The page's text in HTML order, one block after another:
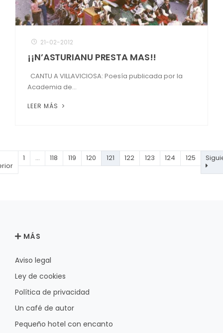
21-02-2012
¡¡N’ASTURIANU PRESTA MAS!!
CANTU A VILLAVICIOSA: Poesía publicada por la
Academia de...
LEER MÁS
1 … 118 119 120 121 122 123 124 125
MÁS
Aviso legal
Ley de cookies
Política de privacidad
Un café de autor
Pequeño hotel con encanto